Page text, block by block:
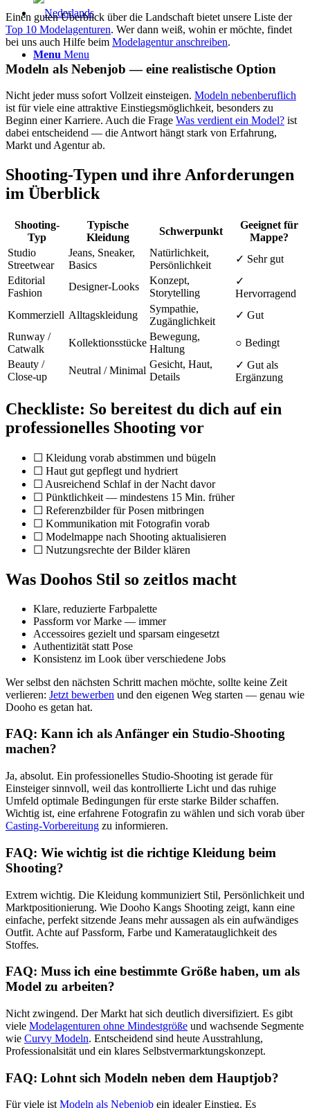
Menu Menu
Einen guten Überblick über die Landschaft bietet unsere Liste der
Top 10 Modelagenturen. Wer dann weiß, wohin er möchte, findet
bei uns auch Hilfe beim Modelagentur anschreiben.
Modeln als Nebenjob — eine realistische Option
Nicht jeder muss sofort Vollzeit einsteigen. Modeln nebenberuflich
ist für viele eine attraktive Einstiegsmöglichkeit, besonders zu
Beginn einer Karriere. Auch die Frage Was verdient ein Model? ist
dabei entscheidend — die Antwort hängt stark von Erfahrung,
Markt und Agentur ab.
Shooting-Typen und ihre Anforderungen
im Überblick
Shooting-
Typ
Typische
Kleidung
Schwerpunkt
Geeignet für
Mappe?
Studio
Streetwear
Jeans, Sneaker,
Basics
Natürlichkeit,
Persönlichkeit
✓ Sehr gut
Editorial
Fashion
Designer-Looks
Konzept,
Storytelling
✓
Hervorragend
Kommerziell Alltagskleidung
Sympathie,
Zugänglichkeit
✓ Gut
Runway /
Catwalk
Kollektionsstücke
Bewegung,
Haltung
○ Bedingt
Beauty /
Close-up
Neutral / Minimal
Gesicht, Haut,
Details
✓ Gut als
Ergänzung
Checkliste: So bereitest du dich auf ein
professionelles Shooting vor
☐ Kleidung vorab abstimmen und bügeln
☐ Haut gut gepflegt und hydriert
☐ Ausreichend Schlaf in der Nacht davor
☐ Pünktlichkeit — mindestens 15 Min. früher
☐ Referenzbilder für Posen mitbringen
☐ Kommunikation mit Fotografin vorab
☐ Modelmappe nach Shooting aktualisieren
☐ Nutzungsrechte der Bilder klären
Was Doohos Stil so zeitlos macht
Klare, reduzierte Farbpalette
Passform vor Marke — immer
Accessoires gezielt und sparsam eingesetzt
Authentizität statt Pose
Konsistenz im Look über verschiedene Jobs
Wer selbst den nächsten Schritt machen möchte, sollte keine Zeit
verlieren: Jetzt bewerben und den eigenen Weg starten — genau wie
Dooho es getan hat.
FAQ: Kann ich als Anfänger ein Studio-Shooting
machen?
Ja, absolut. Ein professionelles Studio-Shooting ist gerade für
Einsteiger sinnvoll, weil das kontrollierte Licht und das ruhige
Umfeld optimale Bedingungen für erste starke Bilder schaffen.
Wichtig ist, eine erfahrene Fotografin zu wählen und sich vorab über
Casting-Vorbereitung zu informieren.
FAQ: Wie wichtig ist die richtige Kleidung beim
Shooting?
Extrem wichtig. Die Kleidung kommuniziert Stil, Persönlichkeit und
Marktpositionierung. Wie Dooho Kangs Shooting zeigt, kann eine
einfache, perfekt sitzende Jeans mehr aussagen als ein aufwändiges
Outfit. Achte auf Passform, Farbe und Kameratauglichkeit des
Stoffes.
FAQ: Muss ich eine bestimmte Größe haben, um als
Model zu arbeiten?
Nicht zwingend. Der Markt hat sich deutlich diversifiziert. Es gibt
viele Modelagenturen ohne Mindestgröße und wachsende Segmente
wie Curvy Modeln. Entscheidend sind heute Ausstrahlung,
Professionalsität und ein klares Selbstvermarktungskonzept.
FAQ: Lohnt sich Modeln neben dem Hauptjob?
Für viele istModeln als Nebenjob ein idealer Einstieg. Es